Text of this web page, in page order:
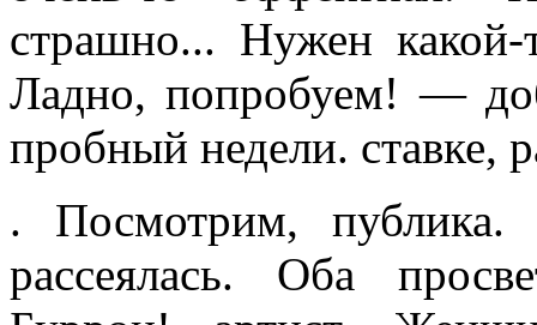
страшно... Нужен
Ладно, попробуем! —
проб­ный недели. ставке,
. Посмотрим, публика.
рассеялась. Оба